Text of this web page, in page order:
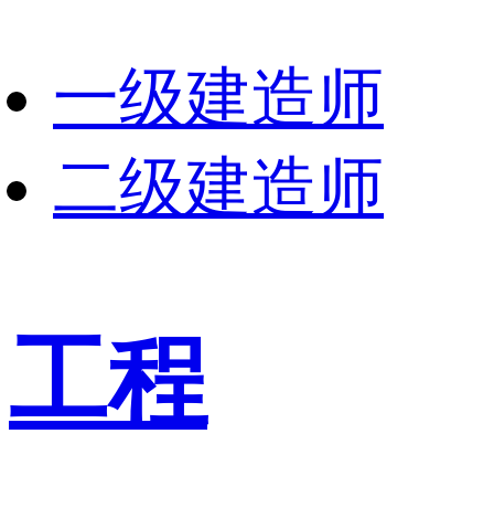
一级建造师
二级建造师
工程